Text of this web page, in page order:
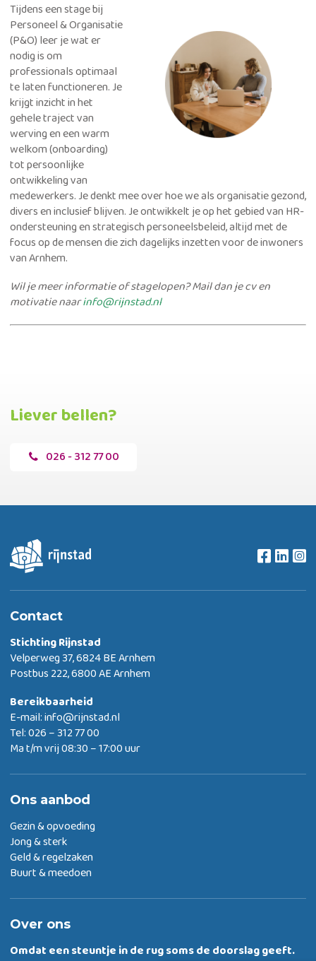
Tijdens een stage bij
Personeel & Organisatie
(P&O) leer je wat er
nodig is om
professionals optimaal
te laten functioneren. Je
krijgt inzicht in het
gehele traject van
werving en een warm
welkom (onboarding)
tot persoonlijke
ontwikkeling van
medewerkers. Je denkt mee over hoe we als organisatie gezond,
divers en inclusief blijven. Je ontwikkelt je op het gebied van HR-
ondersteuning en strategisch personeelsbeleid, altijd met de
focus op de mensen die zich dagelijks inzetten voor de inwoners
van Arnhem.
Wil je meer informatie of stagelopen? Mail dan je cv en
motivatie naarinfo@rijnstad.nl
Liever bellen?
026 - 312 77 00
Contact
Stichting Rijnstad
Velperweg 37, 6824 BE Arnhem
Postbus 222, 6800 AE Arnhem
Bereikbaarheid
E-mail:info@rijnstad.nl
Tel: 026 – 312 77 00
Ma t/m vrij 08:30 – 17:00 uur
Ons aanbod
Gezin & opvoeding
Jong & sterk
Geld & regelzaken
Buurt & meedoen
Over ons
Omdat een steuntje in de rugsoms de doorslag geeft.